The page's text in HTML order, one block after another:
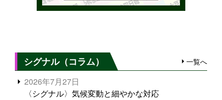
シグナル（コラム） 一覧へ
2026年7月27日
〈シグナル〉気候変動と細やかな対応